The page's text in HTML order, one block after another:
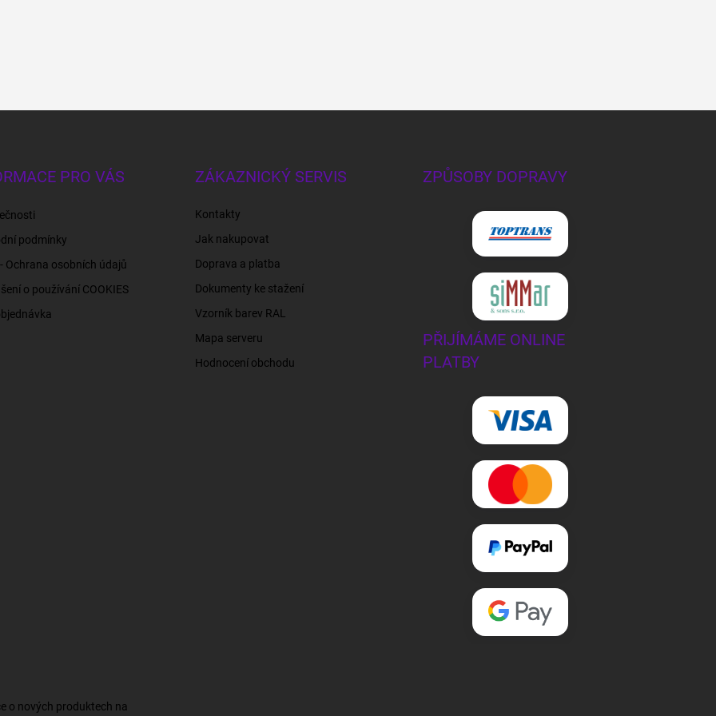
PRO VÁS
podmínky
- Ochrana osobních údajů
o používání COOKIES
ZÁKAZNICKÝ SERVIS
Kontakty
Jak nakupovat
Doprava a platba
Dokumenty ke stažení
Vzorník barev RAL
Mapa serveru
Hodnocení obchodu
ZPŮSOBY DOPRAVY
PŘIJÍMÁME ONLINE
PLATBY
o nových produktech na